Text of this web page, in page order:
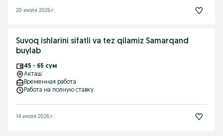
20 июля 2026 г.
Suvoq ishlarini sifatli va tez qilamiz Samarqand
buylab
45 - 65 сум
Акташ
Временная работа
Работа на полную ставку
14 июля 2026 г.